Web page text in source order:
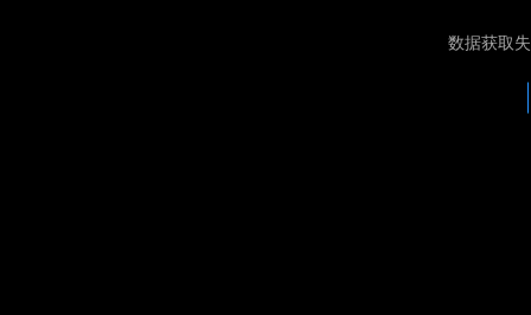
数据获取